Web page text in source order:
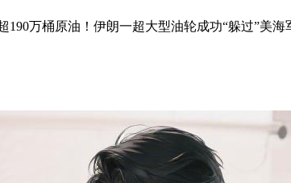
万桶原油！伊朗一超大型油轮成功“躲过”美